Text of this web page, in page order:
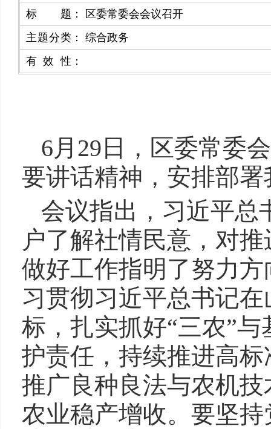
标题 ：
区委常委会会议召开
主题分类 ：
综合政务
有效性 ：
6月29日，区委常委
要讲话精神，安排部
会议指出，习近平总
户了解社情民意，对
做好工作指明了努力
习贯彻习近平总书记
标，扎实抓好“三农”
护责任，持续推进高
推广良种良法与农机
农业稳产增收。要坚